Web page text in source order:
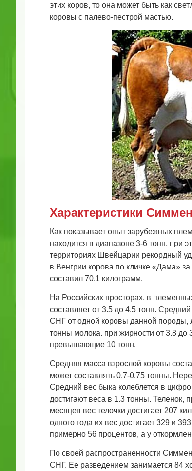
этих коров, то она может быть как
коровы с палево-пестрой мастью.
Характеристики
Как показывает опыт зарубежных
находится в диапазоне 3-6 тонн, при
территориях Швейцарии рекордный
в Венгрии корова по кличке «Дама»
составил 70.1 килограмм.
На Российских просторах, в
составляет от 3.5 до 4.5 тонн.
СНГ от одной коровы данной породы,
тонны молока, при жирности от 3.8 до
превышающие 10 тонн.
Средняя масса взрослой коровы
может составлять 0.7-0.75 тонны.
Средний вес быка колеблется в
достигают веса в 1.3 тонны. Теленок,
месяцев вес телочки достигает 207
одного года их вес достигает 329 и
примерно 56 процентов, а у
По своей распространенности
СНГ. Ее разведением занимается 84